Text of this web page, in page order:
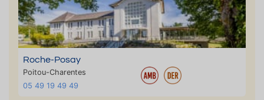
Roche-Posay
Poitou-Charentes
05 49 19 49 49